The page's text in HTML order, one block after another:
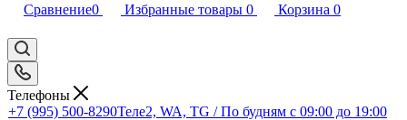
Сравнение0 Избранные товары 0 Корзина 0
Телефоны
+7 (995) 500-8290Теле2, WA, TG / По будням c 09:00 до 19:00